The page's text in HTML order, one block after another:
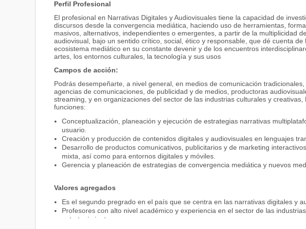
Perfil Profesional
El profesional en Narrativas Digitales y Audiovisuales tiene la capacidad de
discursos desde la convergencia mediática, haciendo uso de herramientas,
masivos, alternativos, independientes o emergentes, a partir de la multiplicidad
audiovisual, bajo un sentido crítico, social, ético y responsable, que dé cuenta de
ecosistema mediático en su constante devenir y de los encuentros
artes, los entornos culturales, la tecnología y sus usos
Campos de acción:
Podrás desempeñarte, a nivel general, en medios de comunicación
agencias de comunicaciones, de publicidad y de medios, productoras
streaming, y en organizaciones del sector de las industrias culturales y
funciones:
Conceptualización, planeación y ejecución de estrategias narrativas
usuario.
Creación y producción de contenidos digitales y audiovisuales en lenguajes
Desarrollo de productos comunicativos, publicitarios y de marketing
mixta, así como para entornos digitales y móviles.
Gerencia y planeación de estrategias de convergencia mediática y nuevos
Valores agregados
Es el segundo pregrado en el país que se centra en las narrativas digitales y
Profesores con alto nivel académico y experiencia en el sector de las
entretenimiento.